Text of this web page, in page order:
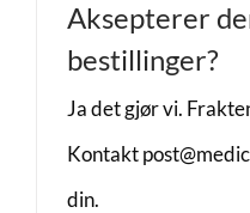
Aksepterer
bestillinger?
Ja det gjør vi.
Kontakt
din.